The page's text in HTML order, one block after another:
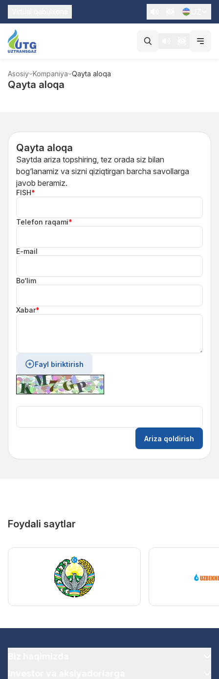
Asosiy Kompaniya Qayta aloqa
Qayta aloqa
Qayta aloqa
Saytda ariza topshiring, tez orada siz bilan
bog‘lanamiz va sizni qiziqtirgan barcha savollarga
javob beramiz.
FISH*
Telefon raqami*
E-mail
Bo‘lim
Xabar*
Fayl biriktirish
Ariza qoldirish
Foydali saytlar